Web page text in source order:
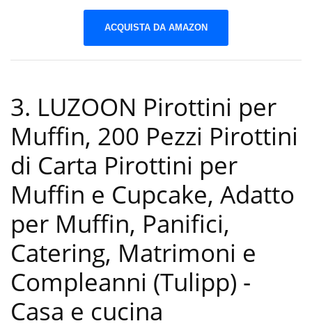
ACQUISTA DA AMAZON
3. LUZOON Pirottini per
Muffin, 200 Pezzi Pirottini
di Carta Pirottini per
Muffin e Cupcake, Adatto
per Muffin, Panifici,
Catering, Matrimoni e
Compleanni (Tulipp) -
Casa e cucina